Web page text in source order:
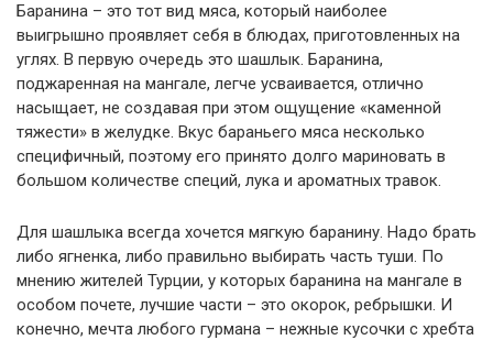
Баранина – это тот вид мяса, который наиболее
выигрышно проявляет себя в блюдах, приготовленных на
углях. В первую очередь это шашлык. Баранина,
поджаренная на мангале, легче усваивается, отлично
насыщает, не создавая при этом ощущение «каменной
тяжести» в желудке. Вкус бараньего мяса несколько
специфичный, поэтому его принято долго мариновать в
большом количестве специй, лука и ароматных травок.
Для шашлыка всегда хочется мягкую баранину. Надо брать
либо ягненка, либо правильно выбирать часть туши. По
мнению жителей Турции, у которых баранина на мангале в
особом почете, лучшие части – это окорок, ребрышки. И
конечно, мечта любого гурмана – нежные кусочки с хребта